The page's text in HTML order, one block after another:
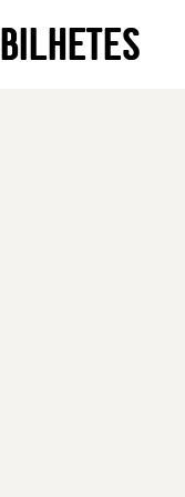
BILHETES